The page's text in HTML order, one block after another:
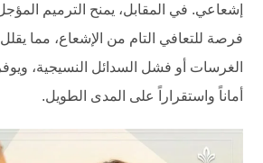
إشعاعي. في المقابل، يمنح الترميم
فرصة للتعافي التام من الإشعاع، مما
الغرسات أو فشل السدائل النسيجية، ويوفر
أماناً واستقراراً على المدى الطويل.